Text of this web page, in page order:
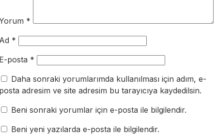
*
*
posta *
Daha sonraki yorumlarımda kullanılması için adım, e-
adresim ve site adresim bu tarayıcıya kaydedilsin.
Beni sonraki yorumlar için e-posta ile bilgilendir.
Beni yeni yazılarda e-posta ile bilgilendir.